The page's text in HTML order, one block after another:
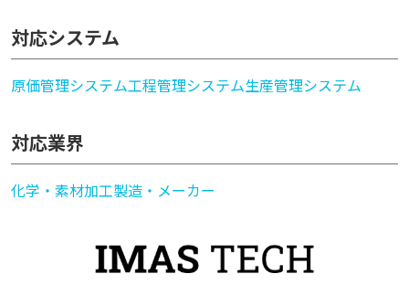
対応システム
原価管理システム工程管理システム生産管理システム
対応業界
化学・素材加工製造・メーカー